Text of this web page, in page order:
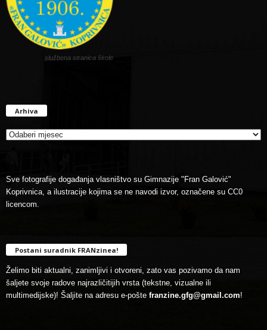
službena stranica škole
Arhiva
Sve fotografije događanja vlasništvo su Gimnazije "Fran Galović"
Koprivnica, a ilustracije kojima se ne navodi izvor, označene su CC0
licencom.
Postani suradnik FRANzinea!
Želimo biti aktualni, zanimljivi i otvoreni, zato vas pozivamo da nam
šaljete svoje radove najrazličitijih vrsta (tekstne, vizualne ili
multimedijske)! Šaljite na adresu e-pošte franzine.gfg@gmail.com!